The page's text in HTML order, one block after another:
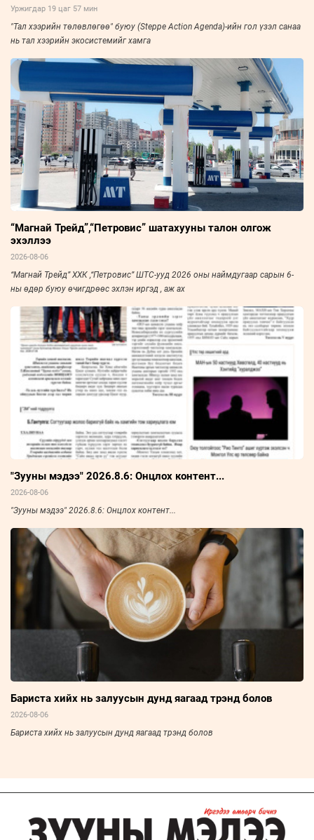
Уржигдар 19 цаг 57 мин
"Тал хээрийн төлөвлөгөө" буюу (Steppe Action Agenda)-ийн гол үзэл санаа
нь тал хээрийн экосистемийг хамга
“Магнай Трейд”,“Петровис” шатахууны талон олгож
эхэллээ
2026-08-06
“Магнай Трейд” ХХК ,“Петровис” ШТС-ууд 2026 оны наймдугаар сарын 6-
ны өдөр буюу өчигдрөөс эхлэн иргэд , аж ах
"Зууны мэдээ" 2026.8.6: Онцлох контент...
2026-08-06
"Зууны мэдээ" 2026.8.6: Онцлох контент...
Бариста хийх нь залуусын дунд яагаад трэнд болов
2026-08-06
Бариста хийх нь залуусын дунд яагаад трэнд болов